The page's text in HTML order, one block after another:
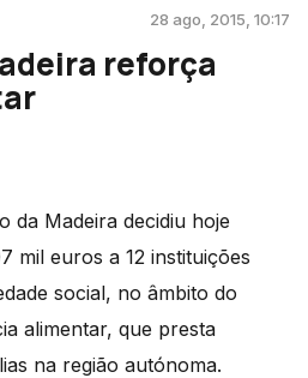
28 ago, 2015, 10:17
reforça
da Madeira decidiu hoje
mil euros a 12 instituições
social, no âmbito do
alimentar, que presta
na região autónoma.